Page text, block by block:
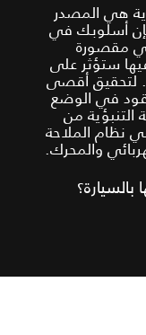
هي المصدر
أسلوبك في
في مقصورة
ستؤثر على
لتحقيق أقصى
في الوضع
التنبؤية من
نظام الملاحة
والمحرك.